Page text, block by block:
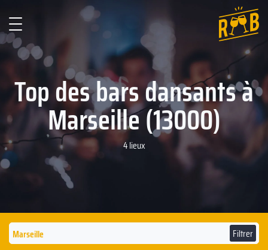
Top des bars dansants à
Marseille (13000)
4 lieux
Filtrer